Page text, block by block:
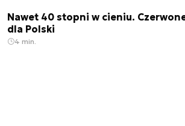
Nawet 40 stopni w cieniu.
dla Polski
4 min.